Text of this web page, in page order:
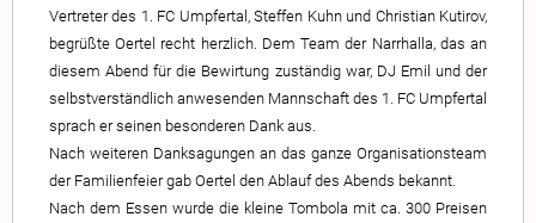
Vertreter des 1. FC Umpfertal, Steffen Kuhn und Christian Kutirov,
begrüßte Oertel recht herzlich. Dem Team der Narrhalla, das an
diesem Abend für die Bewirtung zuständig war, DJ Emil und der
selbstverständlich anwesenden Mannschaft des 1. FC Umpfertal
sprach er seinen besonderen Dank aus.
Nach weiteren Danksagungen an das ganze Organisationsteam
der Familienfeier gab Oertel den Ablauf des Abends bekannt.
Nach dem Essen wurde die kleine Tombola mit ca. 300 Preisen